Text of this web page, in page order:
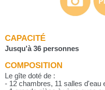
CAPACITÉ
Jusqu'à 36 personnes
COMPOSITION
Le gîte doté de :
- 12 chambres, 11 salles d'eau